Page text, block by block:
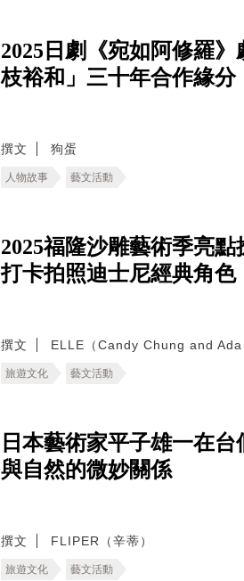
2025日劇《宛如阿修羅
枝裕和」三十年合作緣分
撰文 狗蛋
人物故事 藝文活動
2025福隆沙雕藝術季亮
打卡拍照迪士尼經典角色
撰文 ELLE（Candy Chung and Ada
旅遊文化 藝文活動
日本藝術家平子雄一在
與自然的微妙關係
撰文 FLIPER（辛蒂）
旅遊文化 藝文活動